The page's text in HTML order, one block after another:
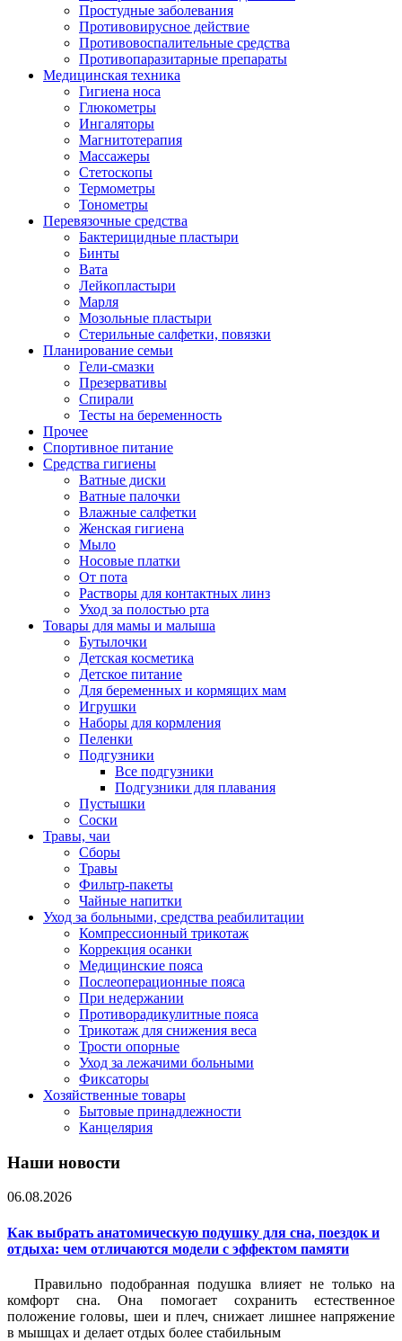
Простудные заболевания
Противовирусное действие
Противовоспалительные средства
Противопаразитарные препараты
Медицинская техника
Гигиена носа
Глюкометры
Ингаляторы
Магнитотерапия
Массажеры
Стетоскопы
Термометры
Тонометры
Перевязочные средства
Бактерицидные пластыри
Бинты
Вата
Лейкопластыри
Марля
Мозольные пластыри
Стерильные салфетки, повязки
Планирование семьи
Гели-смазки
Презервативы
Спирали
Тесты на беременность
Прочее
Спортивное питание
Средства гигиены
Ватные диски
Ватные палочки
Влажные салфетки
Женская гигиена
Мыло
Носовые платки
От пота
Растворы для контактных линз
Уход за полостью рта
Товары для мамы и малыша
Бутылочки
Детская косметика
Детское питание
Для беременных и кормящих мам
Игрушки
Наборы для кормления
Пеленки
Подгузники
Все подгузники
Подгузники для плавания
Пустышки
Соски
Травы, чаи
Сборы
Травы
Фильтр-пакеты
Чайные напитки
Уход за больными, средства реабилитации
Компрессионный трикотаж
Коррекция осанки
Медицинские пояса
Послеоперационные пояса
При недержании
Противорадикулитные пояса
Трикотаж для снижения веса
Трости опорные
Уход за лежачими больными
Фиксаторы
Хозяйственные товары
Бытовые принадлежности
Канцелярия
Наши новости
06.08.2026
Как выбрать анатомическую подушку для сна, поездок и
отдыха: чем отличаются модели с эффектом памяти
Правильно подобранная подушка влияет не только на
комфорт сна. Она помогает сохранить естественное
положение головы, шеи и плеч, снижает лишнее напряжение
в мышцах и делает отдых более стабильным